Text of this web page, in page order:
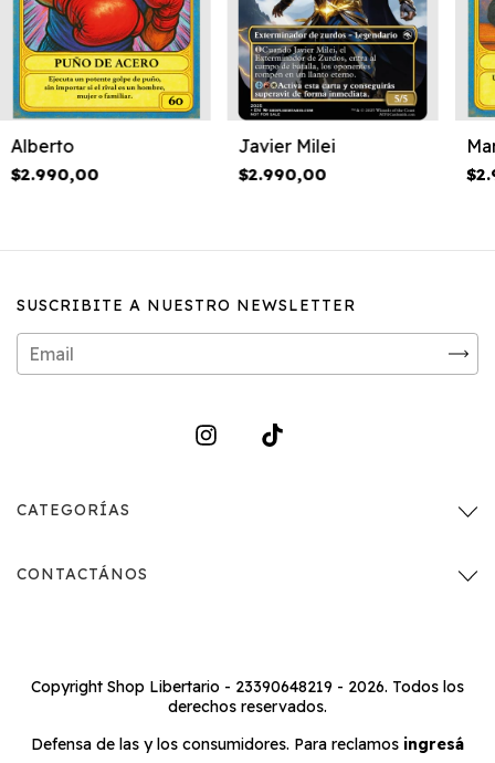
Alberto
$2.990,00
Javier Milei
$2.990,00
SUSCRIBITE A NUESTRO NEWSLETTER
CATEGORÍAS
CONTACTÁNOS
Copyright Shop Libertario - 23390648219 - 2026. Todos los
derechos reservados.
Defensa de las y los consumidores. Para reclamos ingresá